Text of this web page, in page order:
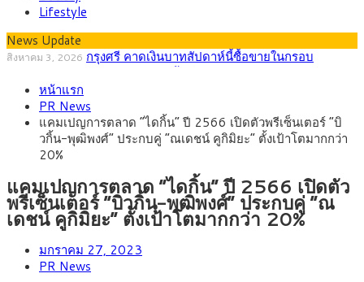
Lifestyle
News Update
สิงหาคม 3, 2026 กรุงศรี คาดเงินบาทสัปดาห์นี้ซื้อขายในกรอบ
ปล่อยเช่ารายวัน ร้านอาหารและเครื่องดื่ม ซาลอน พบต่างด้าวผิด
กฎหมายเข้าข่ายสุ่มเสี่ยงนอมินี
สิงหาคม 10, 2026
32.80-33.40 ลุ้นเงินเฟ้อสหรัฐฯหลังจ้างงานแผ่ว
สิงหาคม 6, 2026 บีโอไอขานรับระเบียบใหม่ Data Center เดินหน้า
ปรับเกณฑ์ คัดเข้มโครงการตอบโจทย์ประเทศ
สิงหาคม 5, 2026 ครม.ไฟเขียวหลักการ ร่าง พ.ร.ฎ. เปิดทาง รฟม.เดิน
หน้ารถไฟฟ้าสงขลา โมโนเรล 12.54 กม. เชื่อมเมืองหาดใหญ่
สิงหาคม 4, 2026 สธ.ชี้ รพ.รัฐแบกรับผู้ป่วยบัตรทอง 87% แต่ได้งบราย
หัวเพียง 2,618 บาท เสนอทบทวนจัดสรรงบให้สอดคล้องภาระงาน
จริง
หน้าแรก
PR News
แคมเปญการตลาด “ไดกิ้น” ปี 2566 เปิดตัวพรีเซ็นเตอร์ “บิ
วกิ้น-พุฒิพงศ์” ประกบคู่ “ณเดชน์ คูกิมิยะ” ตั้งเป้าโตมากกว่า
20%
แคมเปญการตลาด “ไดกิ้น” ปี 2566 เปิดตัว
พรีเซ็นเตอร์ “บิวกิ้น-พุฒิพงศ์” ประกบคู่ “ณ
เดชน์ คูกิมิยะ” ตั้งเป้าโตมากกว่า 20%
มกราคม 27, 2023
PR News